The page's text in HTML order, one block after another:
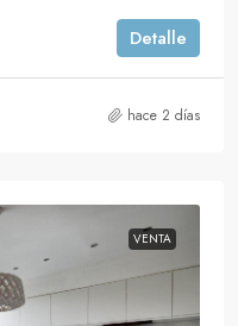
Detalle
hace 2 días
VENTA